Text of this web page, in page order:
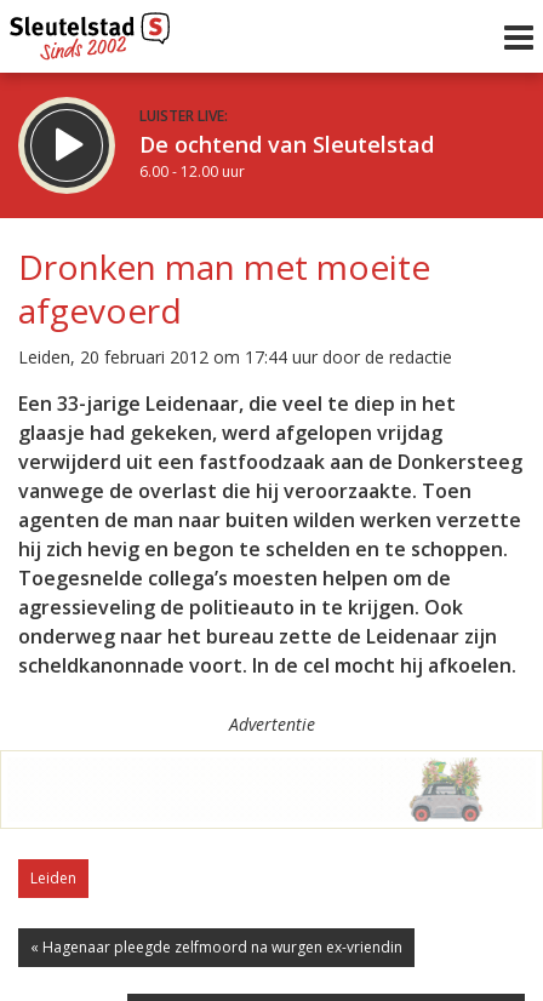
LUISTER LIVE:
De ochtend van Sleutelstad
6.00 - 12.00 uur
De middag van Sleutelstad
12.00 - 18.00 uur
Vorig uur
Inklappen
Dronken man met moeite
afgevoerd
Leiden, 20 februari 2012 om 17:44 uur door de redactie
Een 33-jarige Leidenaar, die veel te diep in het
glaasje had gekeken, werd afgelopen vrijdag
verwijderd uit een fastfoodzaak aan de Donkersteeg
vanwege de overlast die hij veroorzaakte. Toen
agenten de man naar buiten wilden werken verzette
hij zich hevig en begon te schelden en te schoppen.
Toegesnelde collega’s moesten helpen om de
agressieveling de politieauto in te krijgen. Ook
onderweg naar het bureau zette de Leidenaar zijn
scheldkanonnade voort. In de cel mocht hij afkoelen.
Advertentie
Leiden
« Hagenaar pleegde zelfmoord na wurgen ex-vriendin